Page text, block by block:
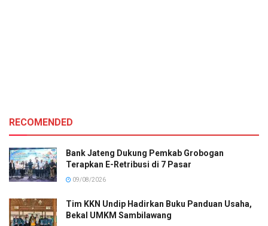
RECOMENDED
Bank Jateng Dukung Pemkab Grobogan
Terapkan E-Retribusi di 7 Pasar
09/08/2026
Tim KKN Undip Hadirkan Buku Panduan Usaha,
Bekal UMKM Sambilawang